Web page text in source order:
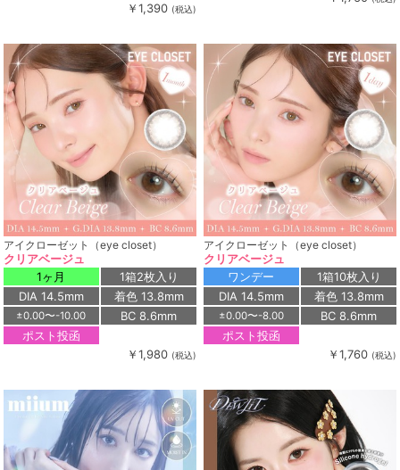
￥1,390 (税込)
アイクローゼット（eye closet）
クリアベージュ
1ヶ月
1箱2枚入り
DIA 14.5mm
着色 13.8mm
±0.00〜-10.00
BC 8.6mm
ポスト投函
￥1,980 (税込)
アイクローゼット（eye closet）
クリアベージュ
ワンデー
1箱10枚入り
DIA 14.5mm
着色 13.8mm
±0.00〜-8.00
BC 8.6mm
ポスト投函
￥1,760 (税込)